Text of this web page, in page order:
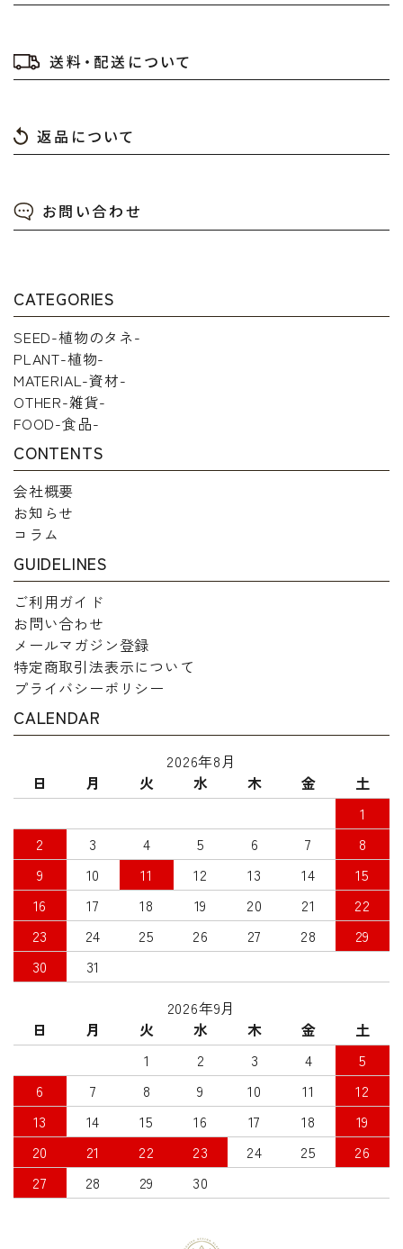
送料・配送について
返品について
お問い合わせ
CATEGORIES
SEED-植物のタネ-
PLANT-植物-
MATERIAL-資材-
OTHER-雑貨-
FOOD-食品-
CONTENTS
会社概要
お知らせ
コラム
GUIDELINES
ご利用ガイド
お問い合わせ
メールマガジン登録
特定商取引法表示について
プライバシーポリシー
CALENDAR
2026年8月
日
月 火 水 木 金
土
1
2
3 4 5 6 7
8
9
10 11 12 13 14
15
16
17 18 19 20 21
22
23
24 25 26 27 28
29
30
31
2026年9月
日
月 火 水 木 金
土
1
2 3 4
5
6
7 8 9 10 11
12
13
14 15 16 17 18
19
20
21 22 23 24 25
26
27
28 29 30